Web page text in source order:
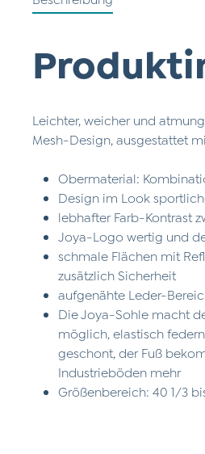
Leichter, weicher und
Mesh-Design, ausgestattet
Obermaterial:
Design im Look
lebhafter Farb-Kontrast
Joya-Logo wertig und
schmale Flächen mit
zusätzlich Sicherheit
aufgenähte Leder-
Die Joya-Sohle macht
möglich, elastisch
geschont, der Fuß
Industrieböden mehr
Größenbereich: 40 1/3